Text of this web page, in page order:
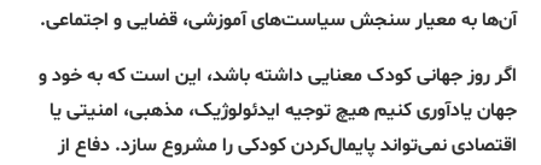
آن‌ها به معیار سنجش سیاست‌های آموزشی، قضایی و اجتماعی.
اگر روز جهانی کودک معنایی داشته باشد، این است که به خود و
جهان یادآوری کنیم هیچ توجیه ایدئولوژیک، مذهبی، امنیتی یا
اقتصادی نمی‌تواند پایمال‌کردن کودکی را مشروع سازد. دفاع از